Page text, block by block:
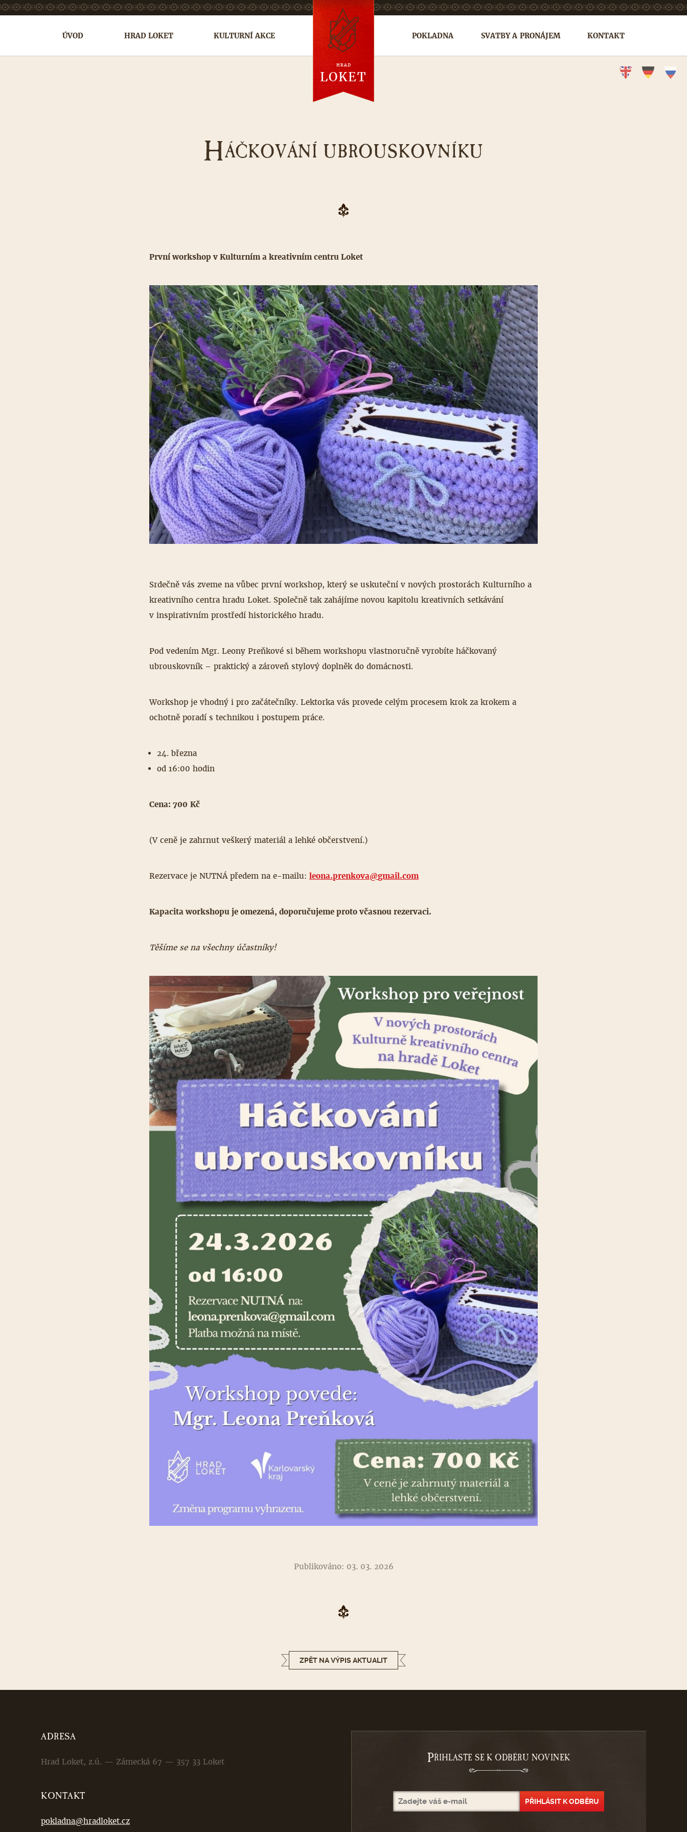
HÁČKOVÁNÍ UBROUSKOVNÍKU
První workshop v Kulturním a kreativním centru Loket
Srdečně vás zveme na vůbec první workshop, který se uskuteční v nových prostorách Kulturního a
kreativního centra hradu Loket. Společně tak zahájíme novou kapitolu kreativních setkávání
v inspirativním prostředí historického hradu.
Pod vedením Mgr. Leony Preňkové si během workshopu vlastnoručně vyrobíte háčkovaný
ubrouskovník – praktický a zároveň stylový doplněk do domácnosti.
Workshop je vhodný i pro začátečníky. Lektorka vás provede celým procesem krok za krokem a
ochotně poradí s technikou i postupem práce.
24. března
od 16:00 hodin
Cena: 700 Kč
(V ceně je zahrnut veškerý materiál a lehké občerstvení.)
Rezervace je NUTNÁ předem na e-mailu: leona.prenkova@gmail.com
Kapacita workshopu je omezená, doporučujeme proto včasnou rezervaci.
Těšíme se na všechny účastníky!
Publikováno: 03. 03. 2026
ZPĚT NA VÝPIS AKTUALIT
ADRESA
Hrad Loket, z.ú. — Zámecká 67 — 357 33 Loket
KONTAKT
pokladna@hradloket.cz
PŘIHLASTE SE K ODBĚRU NOVINEK
ÚVOD HRAD LOKET KULTURNÍ AKCE POKLADNA SVATBY A PRONÁJEM KONTAKT
HRAD
LOKET en